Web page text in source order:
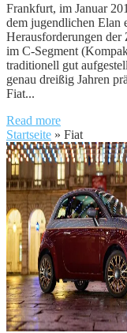
Frankfurt, im Januar
dem jugendlichen Elan
Herausforderungen
im C-Segment
traditionell gut
genau dreißig Jahren
Fiat...
Read more
Startseite » Fiat